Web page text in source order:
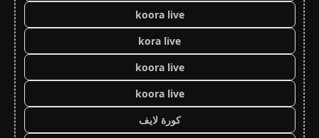
koora live
kora live
koora live
koora live
كورة لايف